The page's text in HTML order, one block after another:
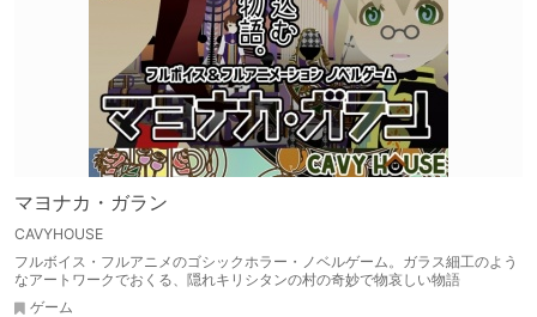
マヨナカ・ガラン
CAVYHOUSE
フルボイス・フルアニメのゴシックホラー・ノベルゲーム。ガラス細工のよう
なアートワークでおくる、隠れキリシタンの村の奇妙で物哀しい物語
ゲーム